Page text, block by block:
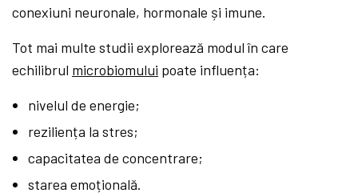
conexiuni neuronale, hormonale și imune.
Tot mai multe studii explorează modul în care
echilibrul microbiomului poate influența:
nivelul de energie;
reziliența la stres;
capacitatea de concentrare;
starea emoțională.